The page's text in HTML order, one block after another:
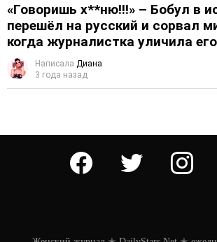
«Говоришь х**ню!!!» – Бобул в
перешёл на русский и сорвал
когда журналистка уличила
Написала Диана
3 года назад
facebook twitter